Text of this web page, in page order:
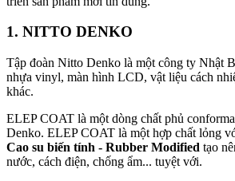
1. NITTO DENKO
Tập đoàn Nitto Denko là một công ty Nhật
nhựa vinyl, màn hình LCD, vật liệu cách
khác.
ELEP COAT là một dòng chất phủ
Denko. ELEP COAT là một hợp chất lỏng
Cao su biến tính - Rubber Modified tạo
nước, cách điện, chống ẩm... tuyệt với.